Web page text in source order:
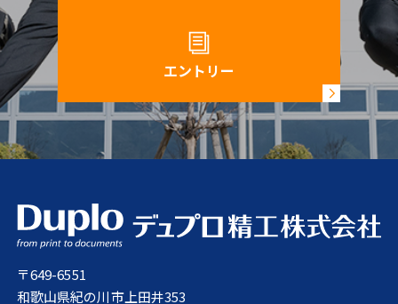
エントリー
〒649-6551
和歌山県紀の川市上田井353